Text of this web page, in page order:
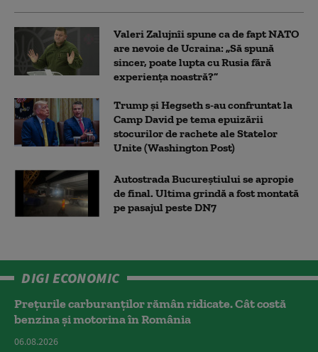
Valeri Zalujnîi spune ca de fapt NATO
are nevoie de Ucraina: „Să spună
sincer, poate lupta cu Rusia fără
experiența noastră?”
Trump şi Hegseth s-au confruntat la
Camp David pe tema epuizării
stocurilor de rachete ale Statelor
Unite (Washington Post)
Autostrada Bucureștiului se apropie
de final. Ultima grindă a fost montată
pe pasajul peste DN7
DIGI ECONOMIC
Prețurile carburanților rămân ridicate. Cât costă
benzina și motorina în România
06.08.2026